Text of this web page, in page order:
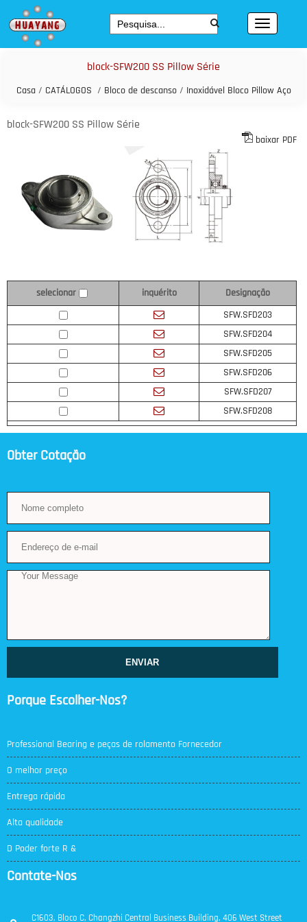
block-SFW200 SS Pillow Série
Casa/ CATÁLOGOS / Bloco de descanso/ Inoxidável Bloco Pillow Aço
block-SFW200 SS Pillow Série
baixar PDF
selecionar inquérito
Designação
SFW.SFD203
SFW.SFD204
SFW.SFD205
SFW.SFD206
SFW.SFD207
SFW.SFD208
Obter Cotação
ENVIAR
Porque Escolher-Nos?
Professional Bearing e peças de rolamento Fornecedor
O melhor preço
Entrega rápida
Alta qualidade
D Poder forte R &
Contate-Nos
C1603, Bloco C, Changzhi Central Business Building, 406 West Street